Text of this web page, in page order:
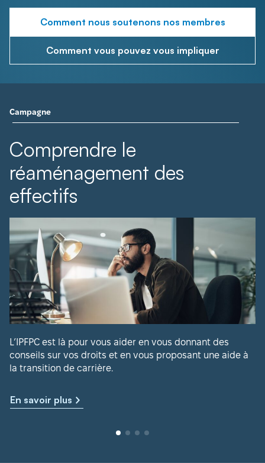
Comment nous soutenons nos membres
Comment vous pouvez vous impliquer
Campagne
Comprendre le
réaménagement des
effectifs
L’IPFPC est là pour vous aider en vous donnant des
conseils sur vos droits et en vous proposant une aide à
la transition de carrière.
En savoir plus